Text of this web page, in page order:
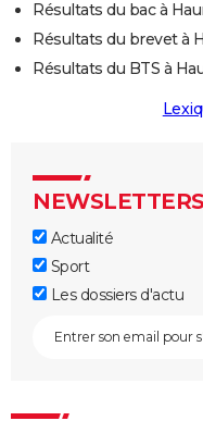
Résultats du bac à
Résultats du brevet à
Résultats du BTS à
NEWSLETTERS
Actualité
Sport
Les dossiers d'actu